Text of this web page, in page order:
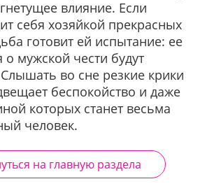
влияние. Если
себя хозяйкой прекрасных
готовит ей испытание: ее
о мужской чести будут
во сне резкие крики
беспокойство и даже
которых станет весьма
человек.
на главную раздела